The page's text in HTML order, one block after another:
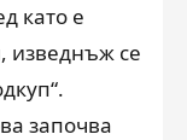
като е
изведнъж се
започва